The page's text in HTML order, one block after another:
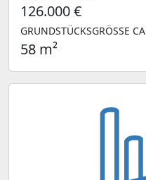
126.000 €
GRUNDSTÜCKSGRÖSSE CA.
58 m²